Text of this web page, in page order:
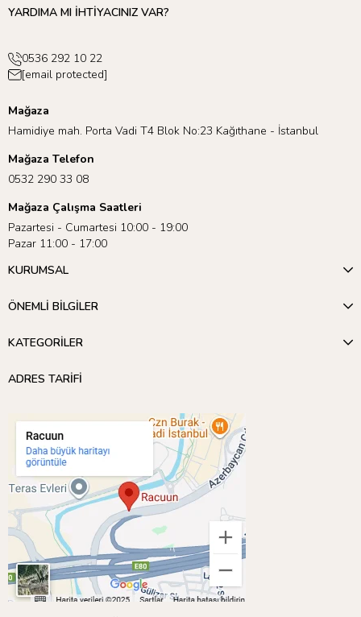
YARDIMA MI İHTİYACINIZ VAR?
0536 292 10 22
[email protected]
Mağaza
Hamidiye mah. Porta Vadi T4 Blok No:23 Kağıthane - İstanbul
Mağaza Telefon
0532 290 33 08
Mağaza Çalışma Saatleri
Pazartesi - Cumartesi 10:00 - 19:00
Pazar 11:00 - 17:00
KURUMSAL
ÖNEMLİ BİLGİLER
KATEGORİLER
ADRES TARİFİ